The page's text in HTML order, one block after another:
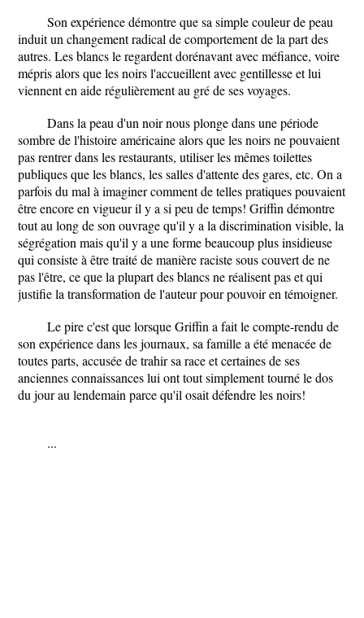
Son expérience démontre que sa simple couleur de peau
induit un changement radical de comportement de la part des
autres. Les blancs le regardent dorénavant avec méfiance, voire
mépris alors que les noirs l'accueillent avec gentillesse et lui
viennent en aide régulièrement au gré de ses voyages.
Dans la peau d'un noir nous plonge dans une période
sombre de l'histoire américaine alors que les noirs ne pouvaient
pas rentrer dans les restaurants, utiliser les mêmes toilettes
publiques que les blancs, les salles d'attente des gares, etc. On a
parfois du mal à imaginer comment de telles pratiques pouvaient
être encore en vigueur il y a si peu de temps! Griffin démontre
tout au long de son ouvrage qu'il y a la discrimination visible, la
ségrégation mais qu'il y a une forme beaucoup plus insidieuse
qui consiste à être traité de manière raciste sous couvert de ne
pas l'être, ce que la plupart des blancs ne réalisent pas et qui
justifie la transformation de l'auteur pour pouvoir en témoigner.
Le pire c'est que lorsque Griffin a fait le compte-rendu de
son expérience dans les journaux, sa famille a été menacée de
toutes parts, accusée de trahir sa race et certaines de ses
anciennes connaissances lui ont tout simplement tourné le dos
du jour au lendemain parce qu'il osait défendre les noirs!
...